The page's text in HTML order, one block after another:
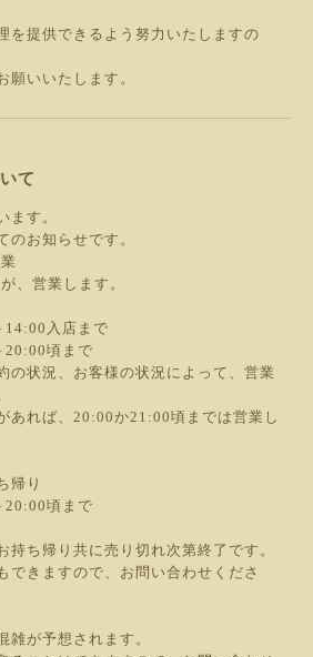
を提供できるよう努力いたしますの
願いいたします。
て
ます。
のお知らせです。
、営業します。
店まで
頃まで
お客様の状況によって、営業
20:00か21:00頃までは営業し
り
頃まで
共に売り切れ次第終了です。
ので、お問い合わせくださ
想されます。